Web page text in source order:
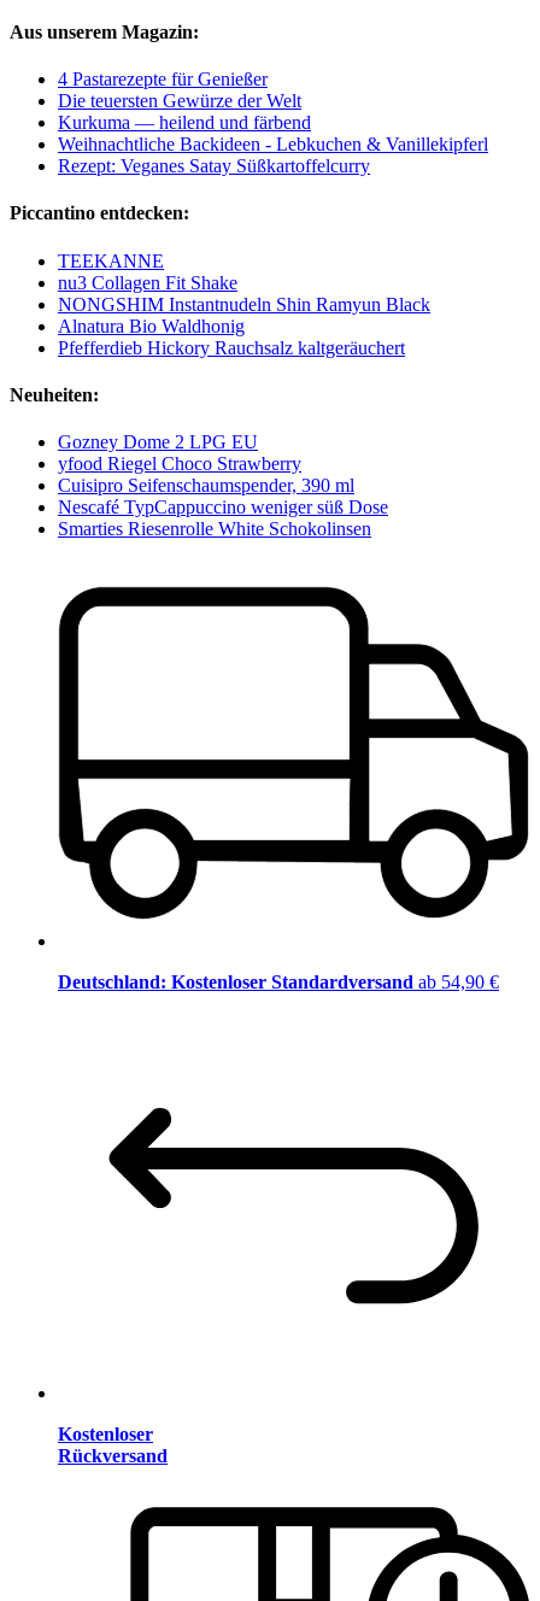
Aus unserem Magazin:
4 Pastarezepte für Genießer
Die teuersten Gewürze der Welt
Kurkuma — heilend und färbend
Weihnachtliche Backideen - Lebkuchen & Vanillekipferl
Rezept: Veganes Satay Süßkartoffelcurry
Piccantino entdecken:
TEEKANNE
nu3 Collagen Fit Shake
NONGSHIM Instantnudeln Shin Ramyun Black
Alnatura Bio Waldhonig
Pfefferdieb Hickory Rauchsalz kaltgeräuchert
Neuheiten:
Gozney Dome 2 LPG EU
yfood Riegel Choco Strawberry
Cuisipro Seifenschaumspender, 390 ml
Nescafé TypCappuccino weniger süß Dose
Smarties Riesenrolle White Schokolinsen
Deutschland: Kostenloser Standardversand ab 54,90 €
Kostenloser
Rückversand